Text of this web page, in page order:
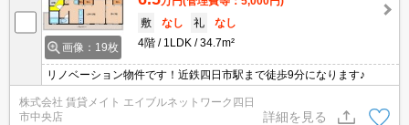
画像：19枚
敷
なし 礼
なし
4階
1LDK 34.7m²
リノベーション物件です！近鉄四日市駅まで徒歩9分になります♪
株式会社 賃貸メイト エイブルネットワーク四日
市中央店
詳細を見る